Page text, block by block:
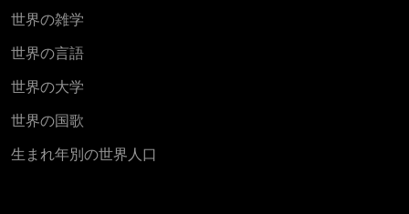
世界の雑学
世界の言語
世界の大学
世界の国歌
生まれ年別の世界人口